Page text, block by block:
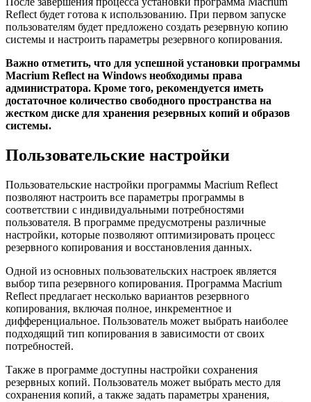
Reflect будет готова к использованию. При первом запуске
пользователям будет предложено создать резервную копию
системы и настроить параметры резервного копирования.
Важно отметить, что для успешной установки программы
Macrium Reflect на Windows необходимы права
администратора. Кроме того, рекомендуется иметь
достаточное количество свободного пространства на
жестком диске для хранения резервных копий и образов
системы.
Пользовательские настройки
Пользовательские настройки программы Macrium Reflect
позволяют настроить все параметры программы в
соответствии с индивидуальными потребностями
пользователя. В программе предусмотрены различные
настройки, которые позволяют оптимизировать процесс
резервного копирования и восстановления данных.
Одной из основных пользовательских настроек является
выбор типа резервного копирования. Программа Macrium
Reflect предлагает несколько вариантов резервного
копирования, включая полное, инкрементное и
дифференциальное. Пользователь может выбрать наиболее
подходящий тип копирования в зависимости от своих
потребностей.
Также в программе доступны настройки сохранения
резервных копий. Пользователь может выбрать место для
сохранения копий, а также задать параметры хранения,